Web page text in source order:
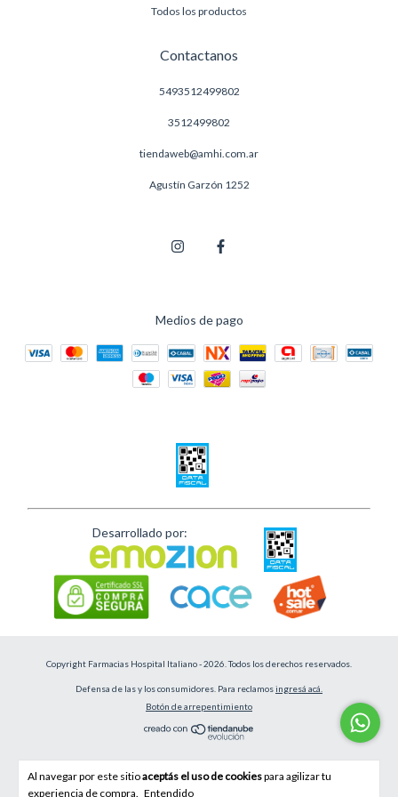
Al navegar por este sitioaceptás el uso de cookiespara agilizar tu
experiencia de compra. Entendido
Todos los productos
Contactanos
5493512499802
3512499802
tiendaweb@amhi.com.ar
Agustín Garzón 1252
Medios de pago
Desarrollado por:
Copyright Farmacias Hospital Italiano - 2026. Todos los derechos reservados.
Defensa de las y los consumidores. Para reclamosingresá acá.
Botón de arrepentimiento